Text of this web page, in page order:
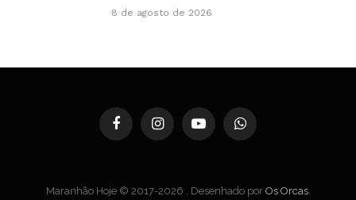
8 de agosto de 2026
FacebookInstagramYouTubeWhatsApp
Maranhão Hoje © 2017-2026 . Desenhado por Os Orcas.